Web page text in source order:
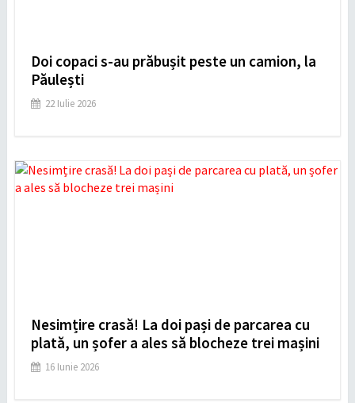
Doi copaci s-au prăbușit peste un camion, la
Păulești
22 Iulie 2026
Nesimțire crasă! La doi pași de parcarea cu
plată, un șofer a ales să blocheze trei mașini
16 Iunie 2026